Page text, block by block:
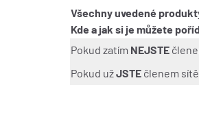
Všechny uvedené
Kde a jak si je můžete
Pokud zatím NEJSTE
Pokud užJSTE členem